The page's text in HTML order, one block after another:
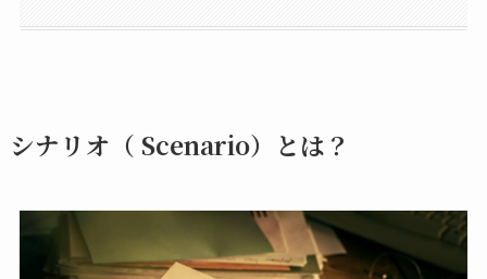
シナリオ（ Scenario）とは？